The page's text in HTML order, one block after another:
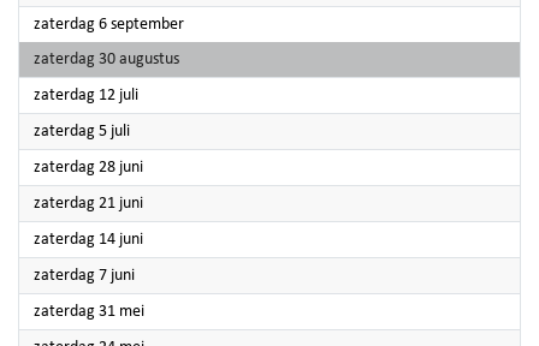
zaterdag 6 september2025
zaterdag 30 augustus2025
zaterdag 12 juli2025
zaterdag 5 juli2025
zaterdag 28 juni2025
zaterdag 21 juni2025
zaterdag 14 juni2025
zaterdag 7 juni2025
zaterdag 31 mei2025